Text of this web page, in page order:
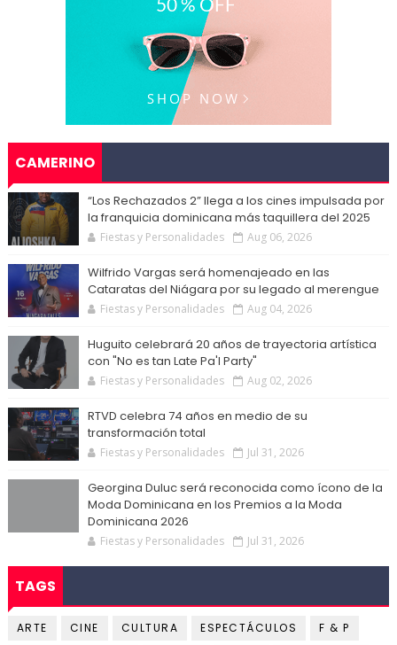
CAMERINO
“Los Rechazados 2” llega a los cines impulsada por
la franquicia dominicana más taquillera del 2025
Fiestas y Personalidades Aug 06, 2026
Wilfrido Vargas será homenajeado en las
Cataratas del Niágara por su legado al merengue
Fiestas y Personalidades Aug 04, 2026
Huguito celebrará 20 años de trayectoria artística
con "No es tan Late Pa'l Party"
Fiestas y Personalidades Aug 02, 2026
RTVD celebra 74 años en medio de su
transformación total
Fiestas y Personalidades Jul 31, 2026
Georgina Duluc será reconocida como ícono de la
Moda Dominicana en los Premios a la Moda
Dominicana 2026
Fiestas y Personalidades Jul 31, 2026
TAGS
ARTE CINE CULTURA ESPECTÁCULOS
F & P